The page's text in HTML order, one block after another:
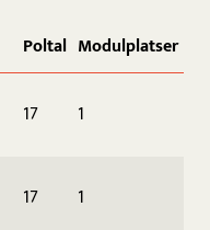
Poltal Modulplatser
17 1
17 1